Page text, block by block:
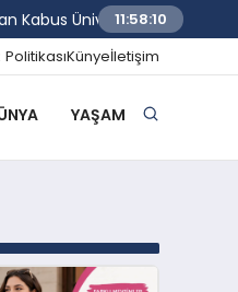
Üniversitesi Afaq Programı
11:58:11
Künyeİletişim
YAŞAM